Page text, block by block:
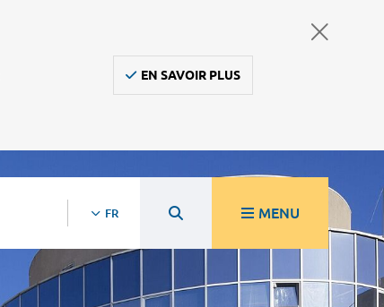
EN SAVOIR PLUS
FR MENU